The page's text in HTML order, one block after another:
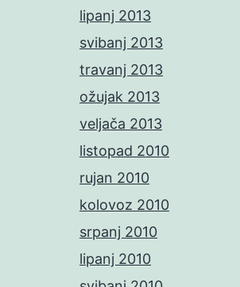
lipanj 2013
svibanj 2013
travanj 2013
ožujak 2013
veljača 2013
listopad 2010
rujan 2010
kolovoz 2010
srpanj 2010
lipanj 2010